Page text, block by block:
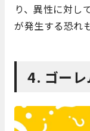
り、異性に対し
が発生する恐れ
4. ゴーレ